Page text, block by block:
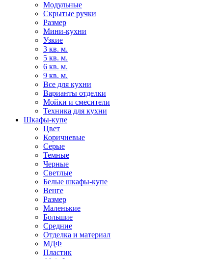
Модульные
Скрытые ручки
Размер
Мини-кухни
Узкие
3 кв. м.
5 кв. м.
6 кв. м.
9 кв. м.
Все для кухни
Варианты отделки
Мойки и смесители
Техника для кухни
Шкафы-купе
Цвет
Коричневые
Серые
Темные
Черные
Светлые
Белые шкафы-купе
Венге
Размер
Маленькие
Большие
Средние
Отделка и материал
МДФ
Пластик